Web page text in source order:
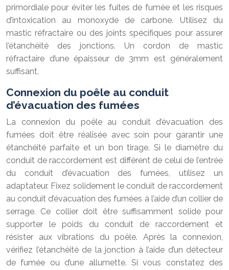
primordiale pour éviter les fuites de fumée et les risques
d’intoxication au monoxyde de carbone. Utilisez du
mastic réfractaire ou des joints spécifiques pour assurer
l’étanchéité des jonctions. Un cordon de mastic
réfractaire d’une épaisseur de 3mm est généralement
suffisant.
Connexion du poêle au conduit
d’évacuation des fumées
La connexion du poêle au conduit d’évacuation des
fumées doit être réalisée avec soin pour garantir une
étanchéité parfaite et un bon tirage. Si le diamètre du
conduit de raccordement est différent de celui de l’entrée
du conduit d’évacuation des fumées, utilisez un
adaptateur. Fixez solidement le conduit de raccordement
au conduit d’évacuation des fumées à l’aide d’un collier de
serrage. Ce collier doit être suffisamment solide pour
supporter le poids du conduit de raccordement et
résister aux vibrations du poêle. Après la connexion,
vérifiez l’étanchéité de la jonction à l’aide d’un détecteur
de fumée ou d’une allumette. Si vous constatez des